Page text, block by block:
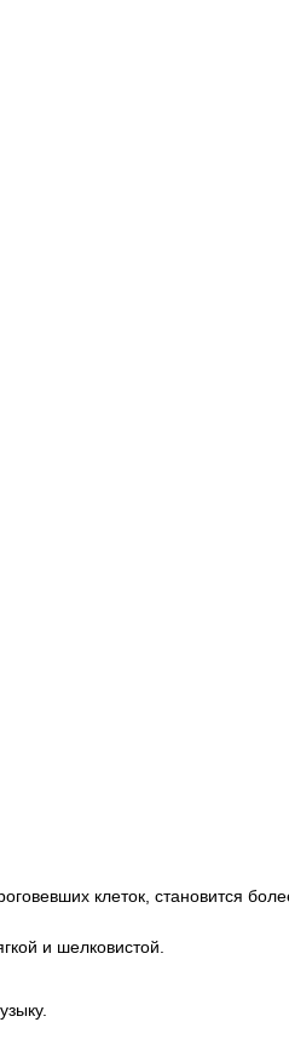
клеток, становится
и шелковистой.